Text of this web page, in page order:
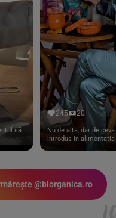
să
245 20
Nu de alta, dar de
introdus in alimentatia
@biorganica.ro